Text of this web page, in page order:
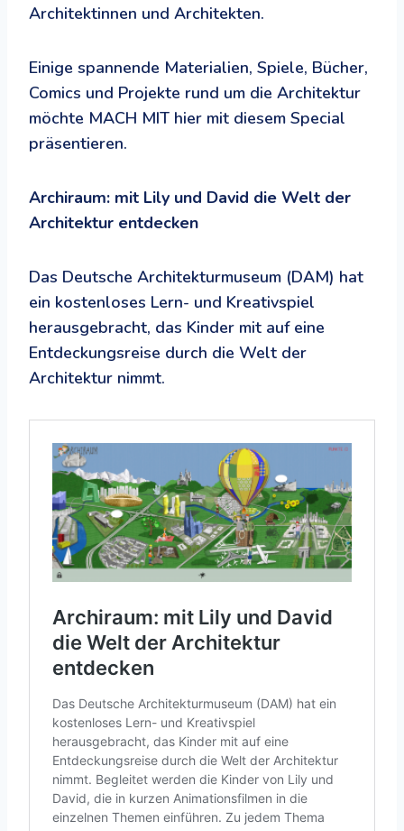
Architektinnen und Architekten.
Einige spannende Materialien, Spiele, Bücher,
Comics und Projekte rund um die Architektur
möchte MACH MIT hier mit diesem Special
präsentieren.
Archiraum: mit Lily und David die Welt der
Architektur entdecken
Das Deutsche Architekturmuseum (DAM) hat
ein kostenloses Lern- und Kreativspiel
herausgebracht, das Kinder mit auf eine
Entdeckungsreise durch die Welt der
Architektur nimmt.